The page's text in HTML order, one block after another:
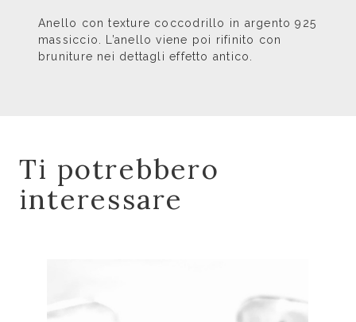
Anello con texture coccodrillo in argento 925
massiccio. L’anello viene poi rifinito con
bruniture nei dettagli effetto antico.
Ti potrebbero
interessare